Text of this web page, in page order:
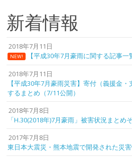
新着情報
2018年7月11日
NEW! 【平成30年7月豪雨に関する記事一
2018年7月11日
【平成30年7月豪雨災害】寄付（義援金
するまとめ（7/11公開）
2018年7月8日
「H.30(2018年)7月豪雨」被害状況まとめ
2017年7月8日
東日本大震災・熊本地震で開発された災